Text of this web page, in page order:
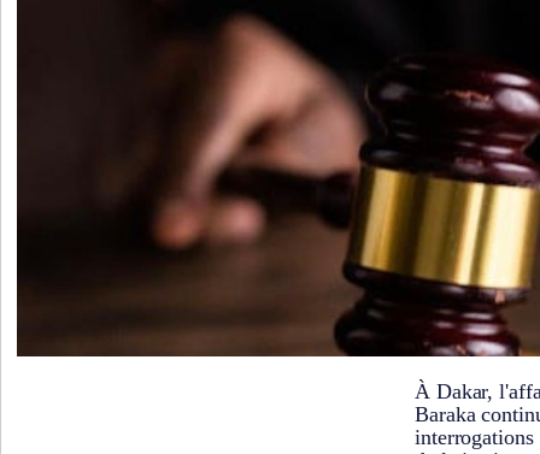
À Dakar,
Baraka